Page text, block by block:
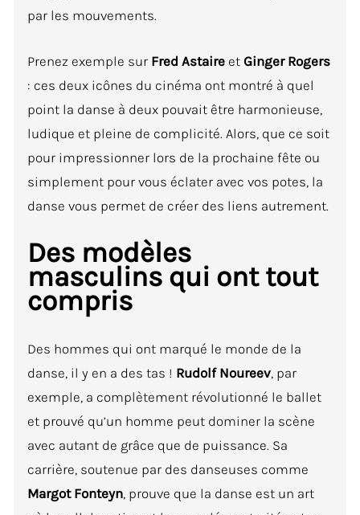
par les mouvements.
Prenez exemple sur Fred Astaire etGinger Rogers
: ces deux icônes du cinéma ont montré à quel
point la danse à deux pouvait être harmonieuse,
ludique et pleine de complicité. Alors, que ce soit
pour impressionner lors de la prochaine fête ou
simplement pour vous éclater avec vos potes, la
danse vous permet de créer des liens autrement.
Des modèles
masculins qui ont tout
compris
Des hommes qui ont marqué le monde de la
danse, il y en a des tas ! Rudolf Noureev, par
exemple, a complètement révolutionné le ballet
et prouvé qu’un homme peut dominer la scène
avec autant de grâce que de puissance. Sa
carrière, soutenue par des danseuses comme
Margot Fonteyn, prouve que la danse est un art